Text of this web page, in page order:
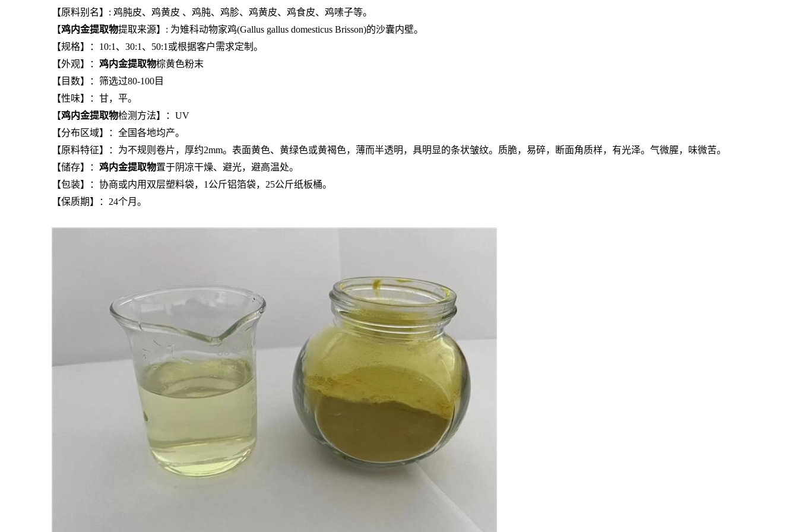
【原料别名】: 鸡肫皮、鸡黄皮 、鸡肫、鸡胗、鸡黄皮、鸡食皮、鸡嗉子等。
【鸡内金提取物提取来源】: 为雉科动物家鸡(Gallus gallus domesticus Brisson)的沙囊内壁。
【规格】：10:1、30:1、50:1或根据客户需求定制。
【外观】： 鸡内金提取物棕黄色粉末
【目数】：筛选过80-100目
【性味】：甘，平。
【鸡内金提取物检测方法】：UV
【分布区域】：全国各地均产。
【原料特征】：为不规则卷片，厚约2mm。表面黄色、黄绿色或黄褐色，薄而半透明，具明显的条状皱纹。质脆，易碎，断面角质样，有光泽。气微腥，味微苦。
【储存】： 鸡内金提取物置于阴凉干燥、避光，避高温处。
【包装】：协商或内用双层塑料袋，1公斤铝箔袋，25公斤纸板桶。
【保质期】：24个月。